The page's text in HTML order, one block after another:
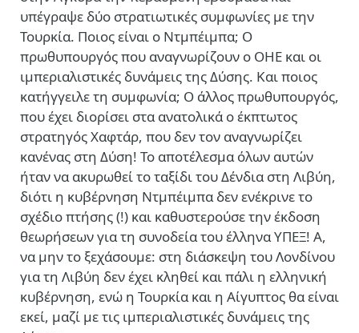
υπέγραψε δύο στρατιωτικές συμφωνίες με την
Τουρκία. Ποιος είναι ο Ντμπέιμπα; Ο
πρωθυπουργός που αναγνωρίζουν ο ΟΗΕ και οι
ιμπεριαλιστικές δυνάμεις της Δύσης. Και ποιος
κατήγγειλε τη συμφωνία; Ο άλλος πρωθυπουργός,
που έχει διορίσει στα ανατολικά ο έκπτωτος
στρατηγός Χαφτάρ, που δεν τον αναγνωρίζει
κανένας στη Δύση! Το αποτέλεσμα όλων αυτών
ήταν να ακυρωθεί το ταξίδι του Δένδια στη Λιβύη,
διότι η κυβέρνηση Ντμπέιμπα δεν ενέκρινε το
σχέδιο πτήσης (!) και καθυστερούσε την έκδοση
θεωρήσεων για τη συνοδεία του έλληνα ΥΠΕΞ! Α,
να μην το ξεχάσουμε: στη διάσκεψη του Λονδίνου
για τη Λιβύη δεν έχει κληθεί και πάλι η ελληνική
κυβέρνηση, ενώ η Τουρκία και η Αίγυπτος θα είναι
εκεί, μαζί με τις ιμπεριαλιστικές δυνάμεις της